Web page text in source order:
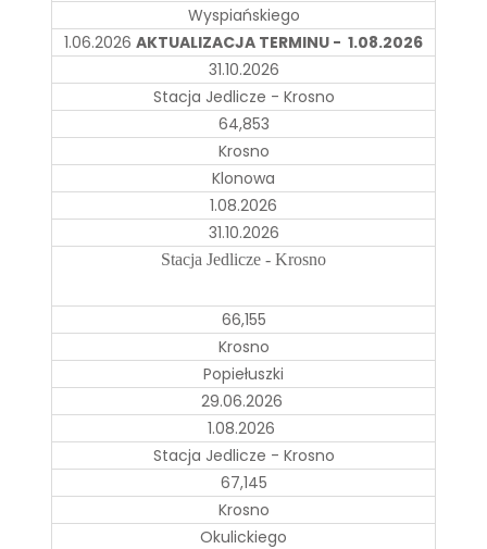
Wyspiańskiego
1.06.2026 AKTUALIZACJA TERMINU - 1.08.2026
31.10.2026
Stacja Jedlicze - Krosno
64,853
Krosno
Klonowa
1.08.2026
31.10.2026
Stacja Jedlicze - Krosno
66,155
Krosno
Popiełuszki
29.06.2026
1.08.2026
Stacja Jedlicze - Krosno
67,145
Krosno
Okulickiego